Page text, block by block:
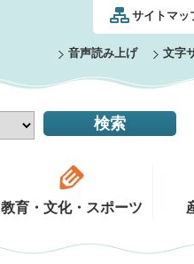
サイトマッ
音声読み上げ 文字
教育・文化・スポーツ